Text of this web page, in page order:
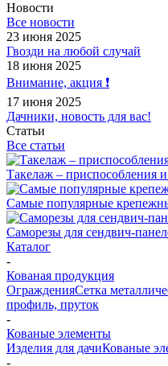
Новости
Все новости
23 июня 2025
Гвозди на любой случай
18 июня 2025
Внимание, акция ❗️
17 июня 2025
Дачники, новость для вас!
Статьи
Все статьи
Такелаж – приспособления
Самые популярные
Саморезы для сендвич-
Каталог
-
Кованая продукция
ОгражденияСетка
профиль, пруток
-
Кованые элементы
Изделия для дачиКованые
-